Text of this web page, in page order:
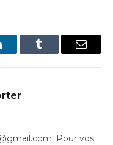
Tumblr Email
Pour vos